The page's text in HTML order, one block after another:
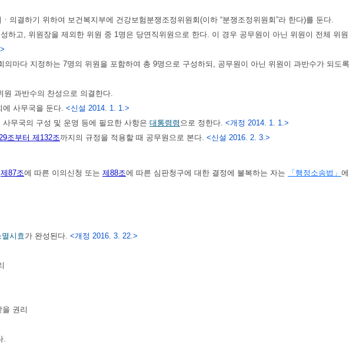
의결하기 위하여 보건복지부에 건강보험분쟁조정위원회(이하 “분쟁조정위원회”라 한다)를 둔다.
고, 위원장을 제외한 위원 중 1명은 당연직위원으로 한다. 이 경우 공무원이 아닌 위원이 전체 위원
마다 지정하는 7명의 위원을 포함하여 총 9명으로 구성하되, 공무원이 아닌 위원이 과반수가 되도록
과반수의 찬성으로 의결한다.
사무국을 둔다. <신설 2014. 1. 1.>
무국의 구성 및 운영 등에 필요한 사항은 대통령령 으로 정한다. <개정 2014. 1. 1.>
조부터 제132조까지의 규정을 적용할 때 공무원으로 본다. <신설 2016. 2. 3.>
제87조에 따른 이의신청 또는 제88조에 따른 심판청구에 대한 결정에 불복하는 자는 「행정소송법」 에
멸시효가 완성된다. <개정 2016. 3. 22.>
권리
.